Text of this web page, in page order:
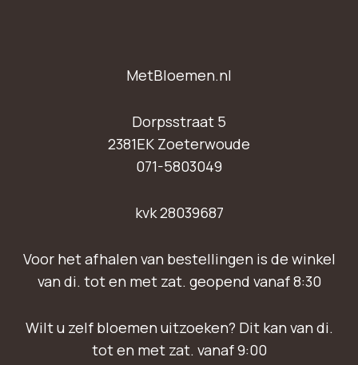
MetBloemen.nl
Dorpsstraat 5
2381EK Zoeterwoude
071-5803049
kvk 28039687
Voor het afhalen van bestellingen is de winkel
van di. tot en met zat. geopend vanaf 8:30
Wilt u zelf bloemen uitzoeken? Dit kan van di.
tot en met zat. vanaf 9:00